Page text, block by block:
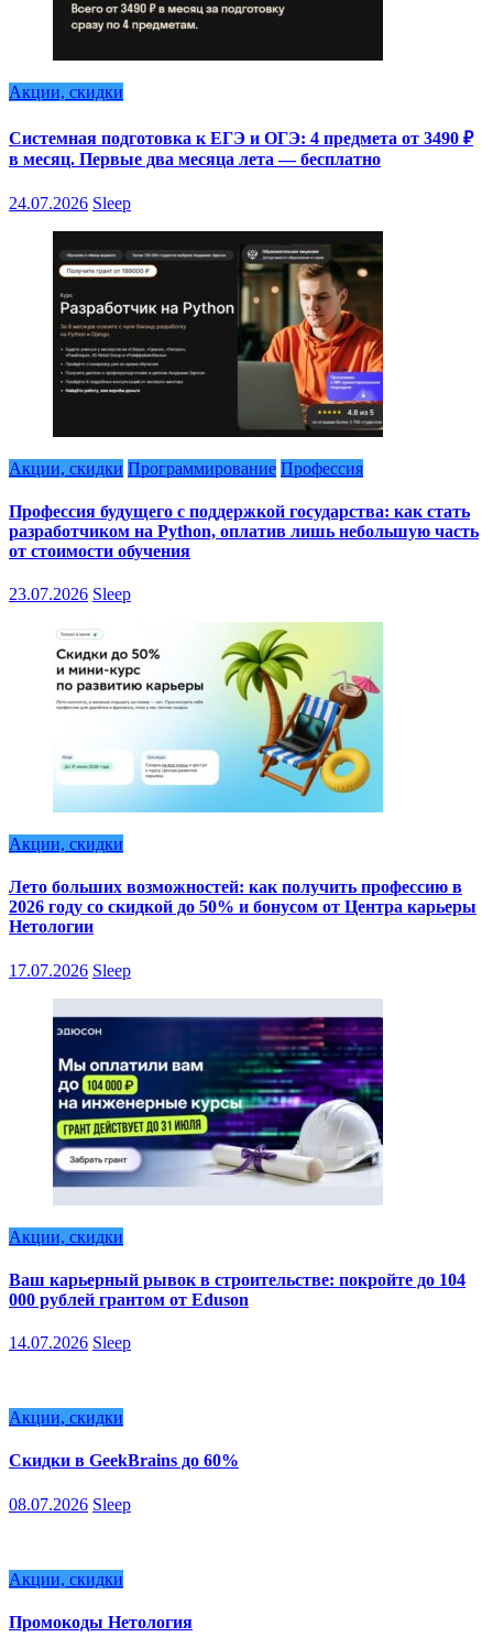
Акции, скидки
Системная подготовка к ЕГЭ и ОГЭ: 4 предмета от 3490 ₽
в месяц. Первые два месяца лета — бесплатно
24.07.2026 Sleep
Акции, скидки Программирование Профессия
Профессия будущего с поддержкой государства: как стать
разработчиком на Python, оплатив лишь небольшую часть
от стоимости обучения
23.07.2026 Sleep
Акции, скидки
Лето больших возможностей: как получить профессию в
2026 году со скидкой до 50% и бонусом от Центра карьеры
Нетологии
17.07.2026 Sleep
Акции, скидки
Ваш карьерный рывок в строительстве: покройте до 104
000 рублей грантом от Eduson
14.07.2026 Sleep
Акции, скидки
Скидки в GeekBrains до 60%
08.07.2026 Sleep
Акции, скидки
Промокоды Нетология